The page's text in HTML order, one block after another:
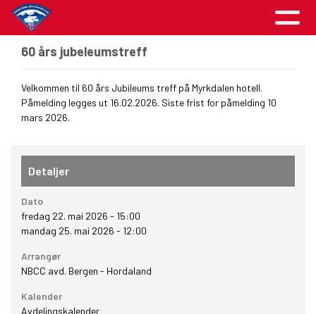
60 års jubeleumstreff
Velkommen til 60 års Jubileums treff på Myrkdalen hotell.
Påmelding legges ut 16.02.2026. Siste frist for påmelding 10
mars 2026.
Detaljer
Dato
fredag 22. mai 2026 - 15:00
mandag 25. mai 2026 - 12:00
Arrangør
NBCC avd. Bergen - Hordaland
Kalender
Avdelingskalender